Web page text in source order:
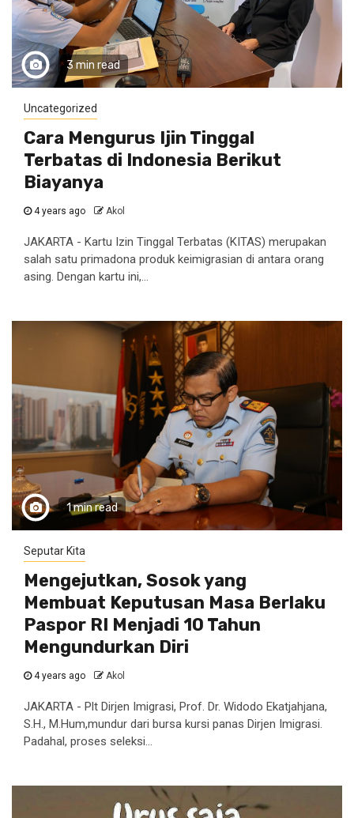
3 min read
Uncategorized
Cara Mengurus Ijin Tinggal
Terbatas di Indonesia Berikut
Biayanya
4 years ago Akol
JAKARTA - Kartu Izin Tinggal Terbatas (KITAS) merupakan
salah satu primadona produk keimigrasian di antara orang
asing. Dengan kartu ini,...
1 min read
Seputar Kita
Mengejutkan, Sosok yang
Membuat Keputusan Masa Berlaku
Paspor RI Menjadi 10 Tahun
Mengundurkan Diri
4 years ago Akol
JAKARTA - Plt Dirjen Imigrasi, Prof. Dr. Widodo Ekatjahjana,
S.H., M.Hum,mundur dari bursa kursi panas Dirjen Imigrasi.
Padahal, proses seleksi...